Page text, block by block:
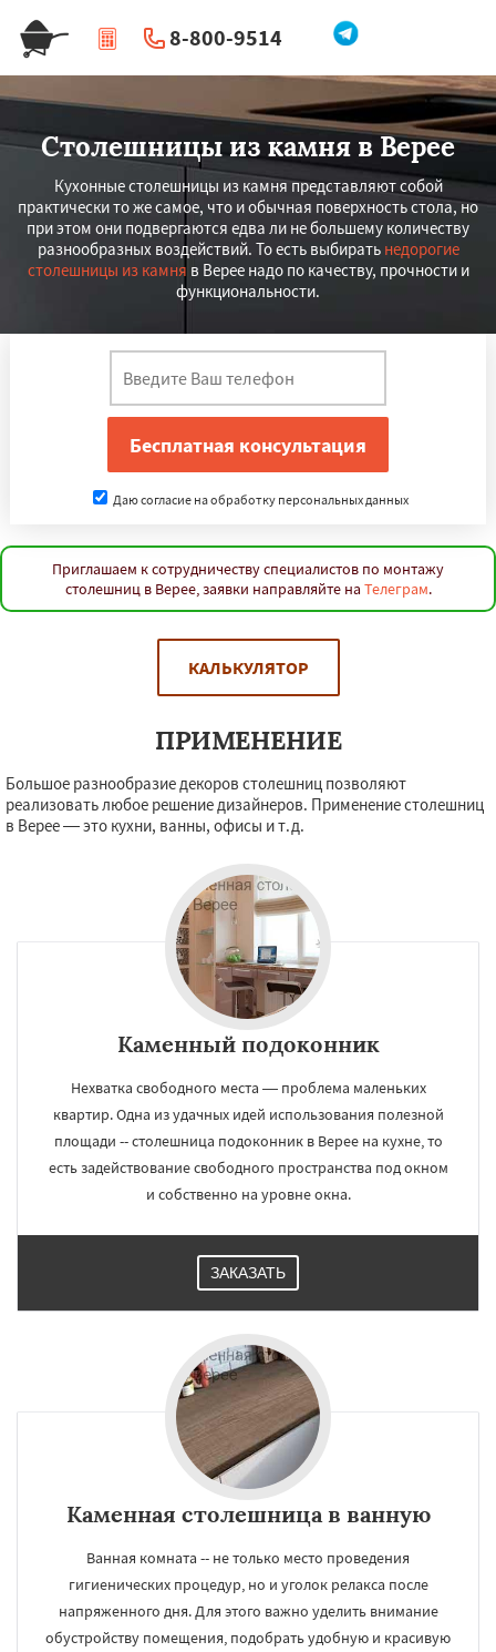
8-800-9514
| Перезвоните мне
Столешницы из камня в Верее
Кухонные столешницы из камня представляют собой
практически то же самое, что и обычная поверхность стола, но
при этом они подвергаются едва ли не большему количеству
разнообразных воздействий. То есть выбирать недорогие
столешницы из камня в Верее надо по качеству, прочности и
функциональности.
Даю согласие на обработку персональных данных
Приглашаем к сотрудничеству специалистов по монтажу
столешниц в Верее, заявки направляйте на Телеграм.
КАЛЬКУЛЯТОР
ПРИМЕНЕНИЕ
Большое разнообразие декоров столешниц позволяют
реализовать любое решение дизайнеров. Применение столешниц
в Верее — это кухни, ванны, офисы и т.д.
Каменный подоконник
Нехватка свободного места — проблема маленьких
квартир. Одна из удачных идей использования полезной
площади -- столешница подоконник в Верее на кухне, то
есть задействование свободного пространства под окном
и собственно на уровне окна.
ЗАКАЗАТЬ
Каменная столешница в ванную
Ванная комната -- не только место проведения
гигиенических процедур, но и уголок релакса после
напряженного дня. Для этого важно уделить внимание
обустройству помещения, подобрать удобную и красивую